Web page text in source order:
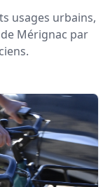
usages urbains,
Mérignac par